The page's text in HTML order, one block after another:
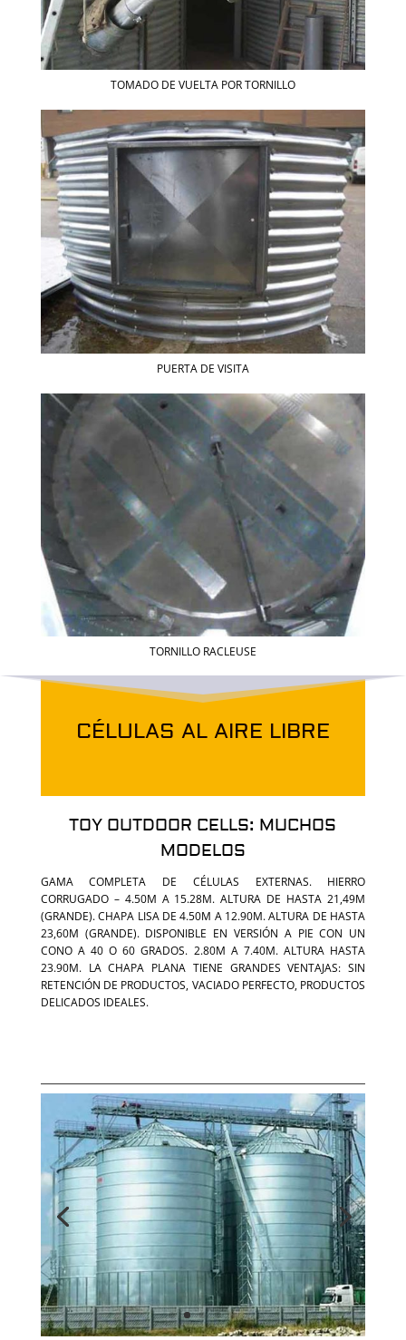
TOMADO DE VUELTA POR TORNILLO
PUERTA DE VISITA
TORNILLO RACLEUSE
CÉLULAS AL AIRE LIBRE
TOY OUTDOOR CELLS: MUCHOS
MODELOS
GAMA COMPLETA DE CÉLULAS EXTERNAS. HIERRO
CORRUGADO – 4.50M A 15.28M. ALTURA DE HASTA 21,49M
(GRANDE). CHAPA LISA DE 4.50M A 12.90M. ALTURA DE HASTA
23,60M (GRANDE). DISPONIBLE EN VERSIÓN A PIE CON UN
CONO A 40 O 60 GRADOS. 2.80M A 7.40M. ALTURA HASTA
23.90M. LA CHAPA PLANA TIENE GRANDES VENTAJAS: SIN
RETENCIÓN DE PRODUCTOS, VACIADO PERFECTO, PRODUCTOS
DELICADOS IDEALES.